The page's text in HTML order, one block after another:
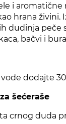
i
hrana
dudinja peče
bačvi i
dodajte
šećeraše
crnog duda